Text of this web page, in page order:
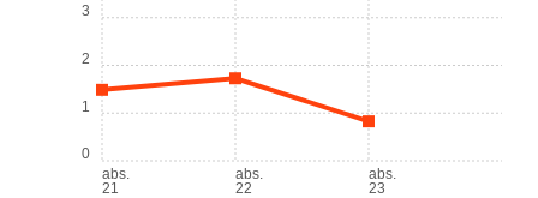
abs.
21
abs.
22
abs.
23
0
1
2
3